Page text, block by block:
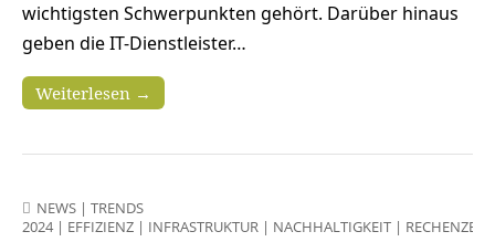
wichtigsten Schwerpunkten gehört. Darüber hinaus
geben die IT-Dienstleister…
Weiterlesen →
NEWS | TRENDS
2024| EFFIZIENZ | INFRASTRUKTUR | NACHHALTIGKEIT |